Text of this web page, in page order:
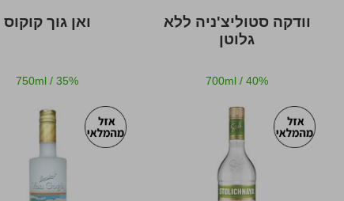
וודקה סטוליצ'ניה ללא
גלוטן
700ml / 40%
ואן גוך קוקוס
750ml /35%